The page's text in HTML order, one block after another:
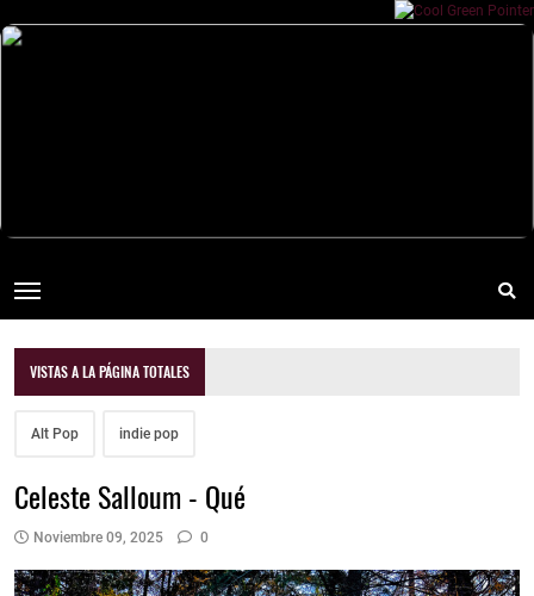
VISTAS A LA PÁGINA TOTALES
Alt Pop indie pop
Celeste Salloum - Qué
Noviembre 09, 2025 0